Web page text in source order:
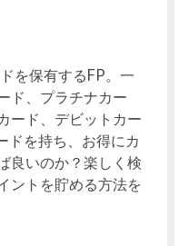
を保有するFP。一
ド、プラチナカー
ード、デビットカー
ドを持ち、お得にカ
良いのか？楽しく検
ントを貯める方法を